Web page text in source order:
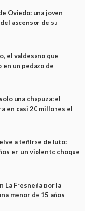
Oviedo: una joven
ascensor de su
sus últimos minutos
el valdesano que
en un pedazo de
solo una chapuza: el
en casi 20 millones el
que no cabían por los
a teñirse de luto:
en un violento choque
La Fresneda por la
menor de 15 años